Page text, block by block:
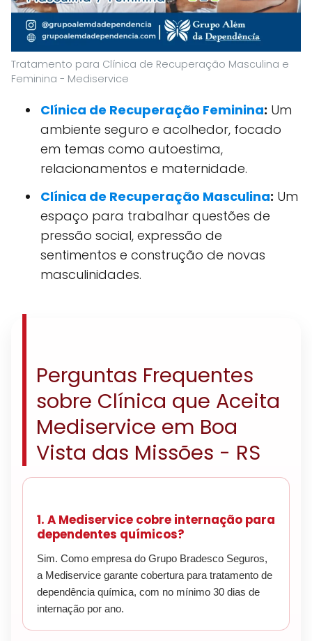
Tratamento para Clínica de Recuperação Masculina e
Feminina - Mediservice
Clínica de Recuperação Feminina: Um
ambiente seguro e acolhedor, focado
em temas como autoestima,
relacionamentos e maternidade.
Clínica de Recuperação Masculina: Um
espaço para trabalhar questões de
pressão social, expressão de
sentimentos e construção de novas
masculinidades.
Perguntas Frequentes
sobre Clínica que Aceita
Mediservice em Boa
Vista das Missões - RS
1. A Mediservice cobre internação para
dependentes químicos?
Sim. Como empresa do Grupo Bradesco Seguros,
a Mediservice garante cobertura para tratamento de
dependência química, com no mínimo 30 dias de
internação por ano.